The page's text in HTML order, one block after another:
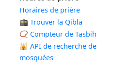
Horaires de prière
🕋 Trouver la Qibla
📿 Compteur de Tasbih
🕌 API de recherche de
mosquées